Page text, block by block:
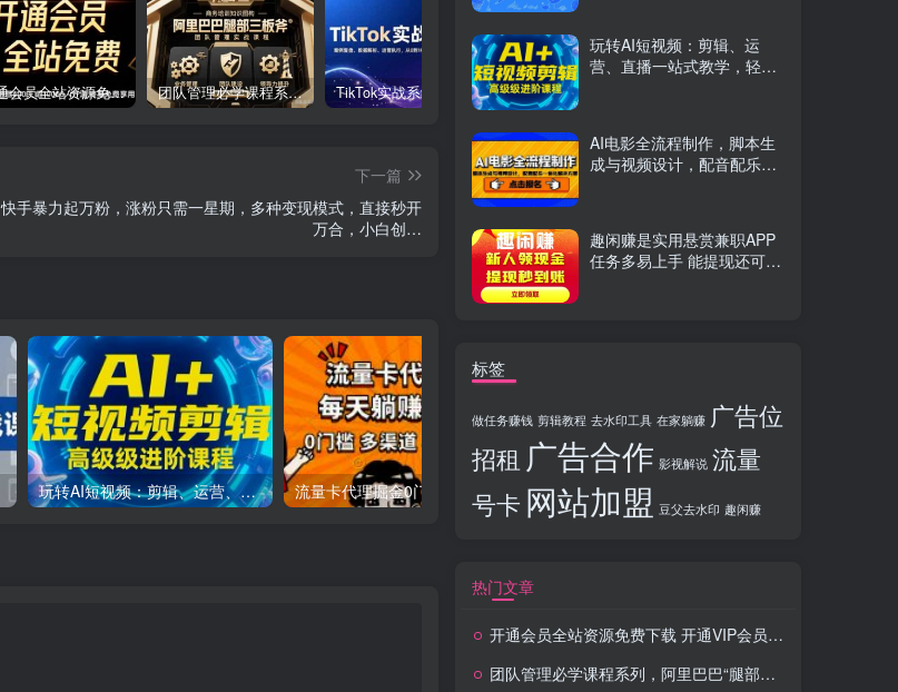
开通会员全站资源免费下载 开通VIP会员 HY资源库 团队管理必学课程系列，阿里巴巴“腿部三板斧” TikTok实战系统课，案例复盘、数据解析、运营执行，从0到1构建千万级电商体系（更新）
下一篇
快手暴力起万粉，涨粉只需一星期，多种变现模式，直接秒开
万合，小白创…
玩转AI短视频：剪辑、运营、直播一站式教学，轻松打造流量神话
玩转AI短视频：剪辑、运
营、直播一站式教学，轻松
AI电影全流程制作，脚本生
成与视频设计，配音配乐一
趣闲赚是实用悬赏兼职APP
任务多易上手 能提现还可邀
标签
做任务赚钱 剪辑教程 去水印工具 在家躺赚 广告位
招租 广告合作 影视解说 流量
号卡 网站加盟 豆父去水印 趣闲赚
热门文章
开通会员全站资源免费下载 开通VIP会员 HY资源库
团队管理必学课程系列，阿里巴巴“腿部三板斧”